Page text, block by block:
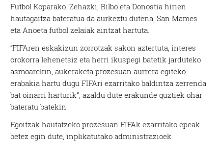
Futbol Koparako. Zehazki, Bilbo eta Donostia hirien
hautagaitza bateratua da aurkeztu dutena, San Mames
eta Anoeta futbol zelaiak aintzat hartuta.
“FIFAren eskakizun zorrotzak sakon aztertuta, interes
orokorra lehenetsiz eta herri ikuspegi batetik jarduteko
asmoarekin, aukeraketa prozesuan aurrera egiteko
erabakia hartu dugu FIFAri ezarritako baldintza zerrenda
bat oinarri harturik”, azaldu dute erakunde guztiek ohar
bateratu batekin.
Egoitzak hautatzeko prozesuan FIFAk ezarritako epeak
betez egin dute, inplikatutako administrazioek